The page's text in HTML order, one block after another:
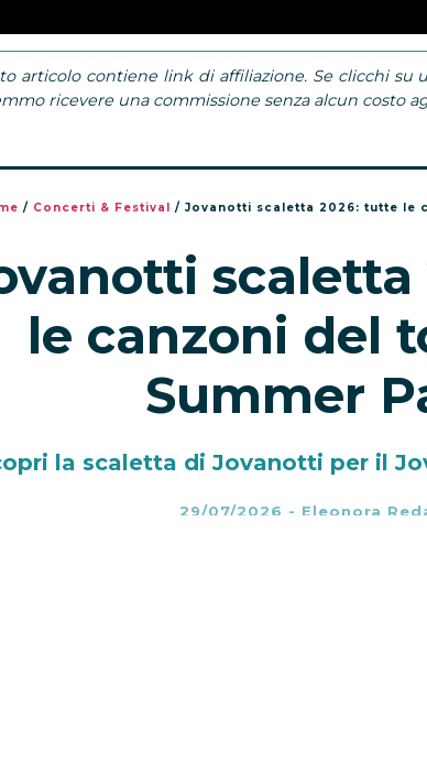
articolo contiene link di affiliazione. Se clicchi su
ricevere una commissione senza alcun costo
/ Concerti & Festival / Jovanotti scaletta 2026: tutte le
le canzoni del
Summer
la scaletta di Jovanotti per il
29/07/2026 - Eleonora